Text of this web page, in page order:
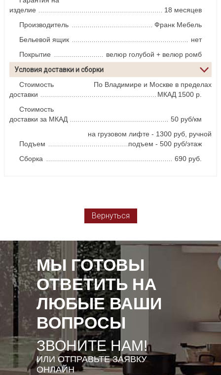
изделие
18 месяцев
Производитель
Франк Мебель
Бельевой ящик
нет
Покрытие
велюр голубой + велюр ромб
Условия доставки и сборки
Стоимость
доставки
По Владимире и Москве в пределах
МКАД 1500 р.
Стоимость
доставки за МКАД
50 руб/км
Подъем
на грузовом лифте - 1300 руб, ручной
подъем - 500 руб/этаж
Сборка
690 руб.
Вернуться
МЫ ГОТОВЫ
ОТВЕТИТЬ НА
ЛЮБЫЕ ВАШИ
ВОПРОСЫ
ЗВОНИТЕ НАМ!
ИЛИ ОТПРАВЬТЕ ЗАЯВКУ
ОНЛАЙН